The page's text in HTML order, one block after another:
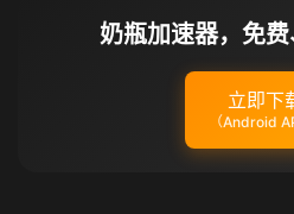
奶瓶加速器，免
立即下
（Android